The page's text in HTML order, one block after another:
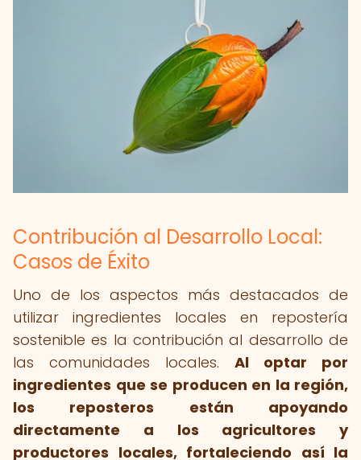
Contribución al Desarrollo Local:
Casos de Éxito
Uno de los aspectos más destacados de
utilizar ingredientes locales en repostería
sostenible es la contribución al desarrollo de
las comunidades locales. Al optar por
ingredientes que se producen en la región,
los reposteros están apoyando
directamente a los agricultores y
productores locales, fortaleciendo así la